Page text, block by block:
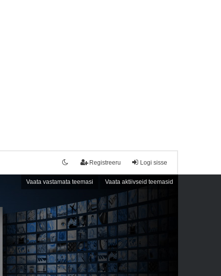
Logi sisse
Registreeru
Vaata vastamata teemasi Vaata aktiivseid teemasid